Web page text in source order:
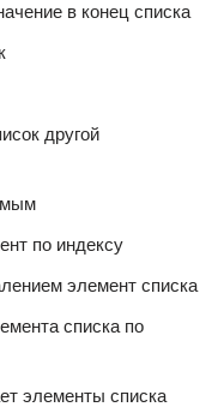
в конец списка
другой
по индексу
элемент списка
списка по
элементы списка